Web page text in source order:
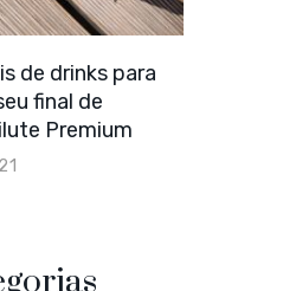
de drinks para
final de
Premium